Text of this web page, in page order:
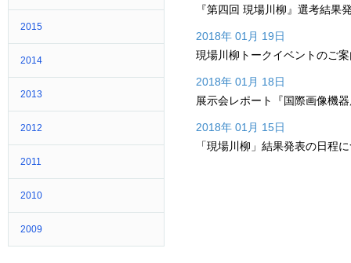
2015
2014
2013
2012
2011
2010
2009
『第四回 現場川柳』選考結果
2018年 01月 19日
現場川柳トークイベントのご
2018年 01月 18日
展示会レポート『国際画像機
2018年 01月 15日
「現場川柳」結果発表の日程